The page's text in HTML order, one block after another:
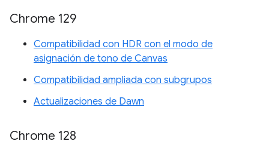
Chrome 129
Compatibilidad con HDR con el modo de
asignación de tono de Canvas
Compatibilidad ampliada con subgrupos
Actualizaciones de Dawn
Chrome 128